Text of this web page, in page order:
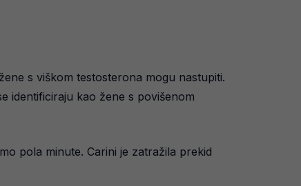
s viškom testosterona mogu nastupiti.
identificiraju kao žene s povišenom
pola minute. Carini je zatražila prekid